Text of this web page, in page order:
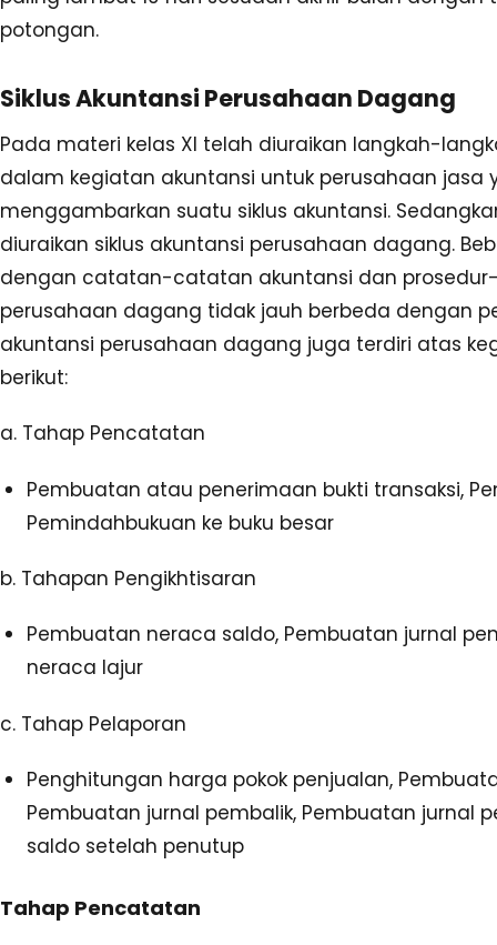
potongan.
Siklus Akuntansi Perusahaan Dagang
Pada materi kelas XI telah diuraikan langkah-
dalam kegiatan akuntansi untuk perusahaan jasa
menggambarkan suatu siklus akuntansi.
diuraikan siklus akuntansi perusahaan dagang.
dengan catatan-catatan akuntansi dan
perusahaan dagang tidak jauh berbeda dengan
akuntansi perusahaan dagang juga terdiri atas
berikut:
a. Tahap Pencatatan
Pembuatan atau penerimaan bukti transaksi,
Pemindahbukuan ke buku besar
b. Tahapan Pengikhtisaran
Pembuatan neraca saldo, Pembuatan jurnal
neraca lajur
c. Tahap Pelaporan
Penghitungan harga pokok penjualan,
Pembuatan jurnal pembalik, Pembuatan jurnal
saldo setelah penutup
Tahap Pencatatan